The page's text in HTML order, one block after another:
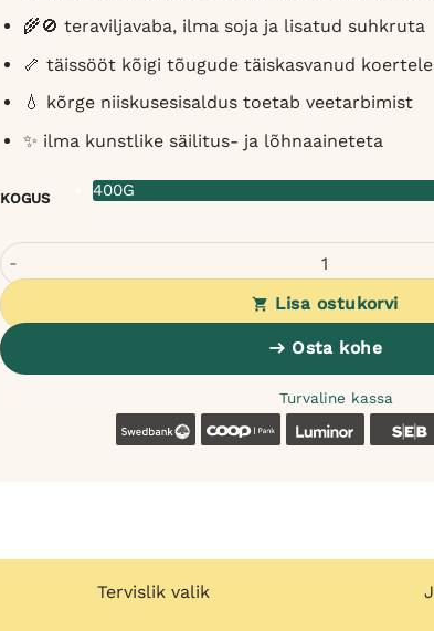
🌾🚫 teraviljavaba, ilma soja ja lisatud suhkruta
🦴 täissööt kõigi tõugude täiskasvanud koertele
💧 kõrge niiskusesisaldus toetab veetarbimist
✨ ilma kunstlike säilitus- ja lõhnaaineteta
KOGUS 400G
WOW koeratoit veiselihaga koertele - monoproteiin
Lisa ostukorvi
Osta kohe
Turvaline kassa
SwedbankCoop Luminor
Tervislik valik